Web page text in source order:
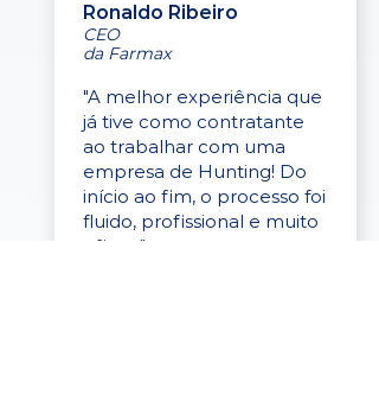
Ronaldo Ribeiro
CEO
da Farmax
"A melhor experiência que
já tive como contratante
ao trabalhar com uma
empresa de Hunting! Do
início ao fim, o processo foi
fluido, profissional e muito
eficaz."